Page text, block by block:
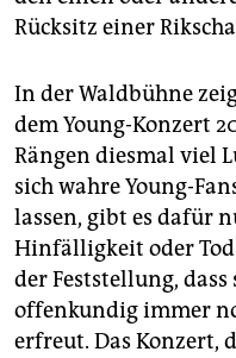
epaper login
Rücksitz einer
In der Waldbühne
dem Young-Konzert
Rängen diesmal viel
sich wahre Young-
lassen, gibt es dafür
Hinfälligkeit oder
der Feststellung,
offenkundig immer
erfreut. Das Konzert,